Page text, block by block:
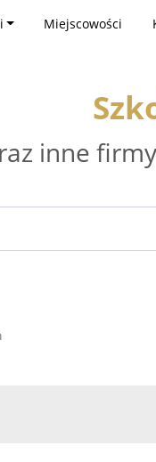
Miejscowości
inne